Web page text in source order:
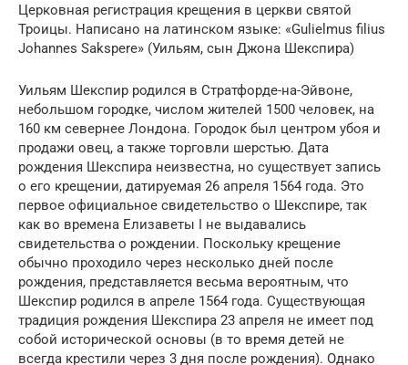
Церковная регистрация крещения в церкви святой
Троицы. Написано на латинском языке: «Gulielmus filius
Johannes Sakspere» (Уильям, сын Джона Шекспира)
Уильям Шекспир родился в Стратфорде-на-Эйвоне,
небольшом городке, числом жителей 1500 человек, на
160 км севернее Лондона. Городок был центром убоя и
продажи овец, а также торговли шерстью. Дата
рождения Шекспира неизвестна, но существует запись
о его крещении, датируемая 26 апреля 1564 года. Это
первое официальное свидетельство о Шекспире, так
как во времена Елизаветы I не выдавались
свидетельства о рождении. Поскольку крещение
обычно проходило через несколько дней после
рождения, представляется весьма вероятным, что
Шекспир родился в апреле 1564 года. Существующая
традиция рождения Шекспира 23 апреля не имеет под
собой исторической основы (в то время детей не
всегда крестили через 3 дня после рождения). Однако